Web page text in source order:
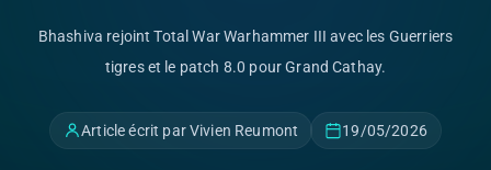
Bhashiva rejoint Total War Warhammer III avec les Guerriers
tigres et le patch 8.0 pour Grand Cathay.
Article écrit par Vivien Reumont 19/05/2026